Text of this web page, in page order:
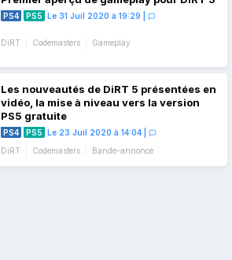
PS4 PS5 Le 31 Juil 2020 à 19:29
DiRT Codemasters Gameplay
Les nouveautés de DiRT 5 présentées en
vidéo, la mise à niveau vers la version
PS5 gratuite
PS4 PS5 Le 23 Juil 2020 à 14:04
DiRT
Codemasters Bande-annonce